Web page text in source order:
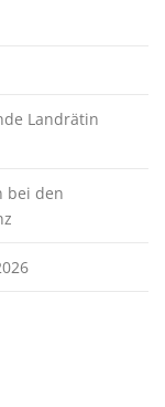
Landrätin
bei den